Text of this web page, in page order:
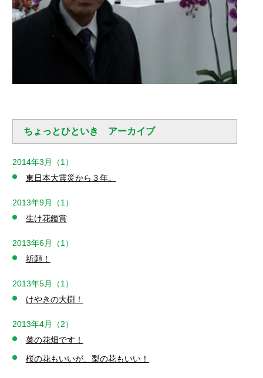
ちょっとひといき アーカイブ
2014年3月（1）
東日本大震災から３年。
2013年9月（1）
生け花鑑賞
2013年6月（1）
祈願！
2013年5月（1）
けやきの大樹！
2013年4月（2）
菜の花畑です！
桜の花もいいが、梨の花もいい！